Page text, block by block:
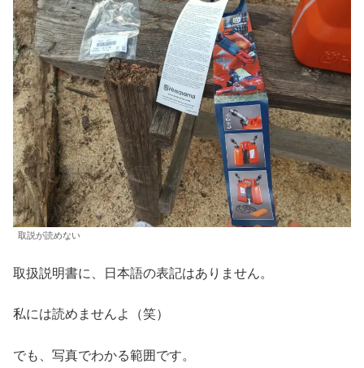
取説が読めない
取扱説明書に、日本語の表記はありません。
私には読めませんよ（笑）
でも、写真でわかる範囲です。